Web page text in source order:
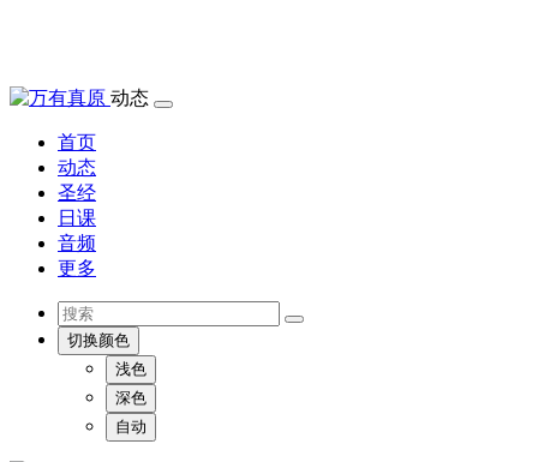
动态
首页
动态
圣经
日课
音频
更多
切换颜色
浅色
深色
自动